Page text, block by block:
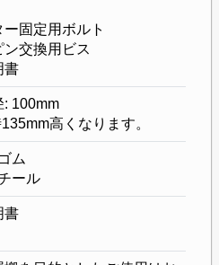
ー固定用ボルト
ン交換用ビス
書
: 100mm
高くなります。
ム
ール
書